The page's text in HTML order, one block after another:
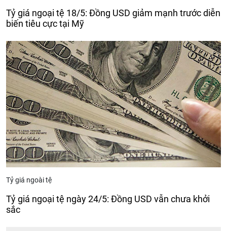
Tỷ giá ngoại tệ 18/5: Đồng USD giảm mạnh trước diễn
biến tiêu cực tại Mỹ
Tỷ giá ngoài tệ
Tỷ giá ngoại tệ ngày 24/5: Đồng USD vẫn chưa khởi
sắc